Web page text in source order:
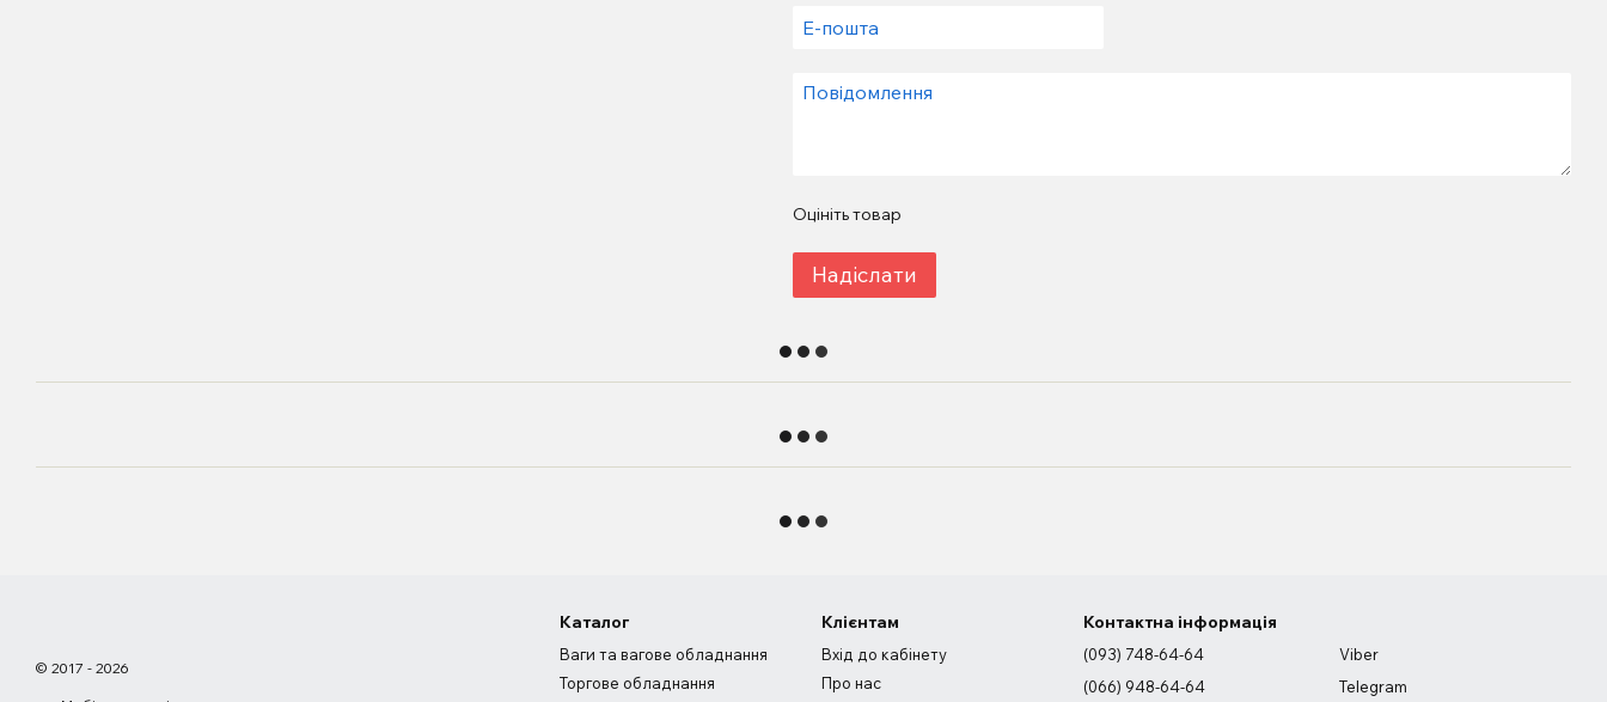
Оцініть товар
Надіслати
© 2017 - 2026
Каталог
Ваги та вагове обладнання
Торгове обладнання
Клієнтам
Вхід до кабінету
Про нас
Контактна інформація
(093) 748-64-64
(066) 948-64-64
Viber
Telegram